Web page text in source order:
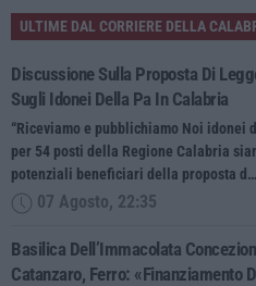
ULTIME DAL CORRIERE DELLA
Discussione Sulla Proposta Di
Sugli Idonei Della Pa In Calabria
“Riceviamo e pubblichiamo Noi idonei
per 54 posti della Regione Calabria
potenziali beneficiari della proposta d…
07 Agosto, 22:35
Basilica Dell’Immacolata
Catanzaro, Ferro: «finanziamento